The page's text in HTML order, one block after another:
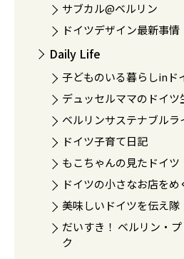
サブカル@ベルリン
ドイツデザイン最新事情
Daily Life
子どものいる暮らしinド
デュッセルママのドイ
ベルリンサステナブルラ
ドイツ子育て日記
もこちゃんの見たドイツ
ドイツの小さなお店をめ
美味しいドイツを伝え隊
だいすき！ ベルリン・
ク